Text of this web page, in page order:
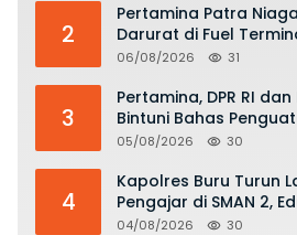
2
Pertamina Patra
Darurat di Fuel
Risiko Kebakaran dan
06/08/2026 31
3
Pertamina, DPR RI
Bintuni Bahas
dan LPG
05/08/2026 30
4
Kapolres Buru Turun
Pengajar di SMAN 2,
Hukum dan Stop
04/08/2026 30